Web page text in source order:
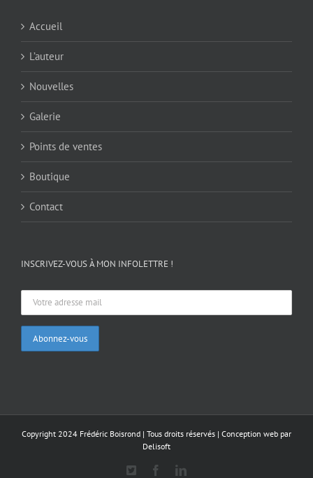
Accueil
L’auteur
Nouvelles
Galerie
Points de ventes
Boutique
Contact
INSCRIVEZ-VOUS À MON INFOLETTRE !
Copyright 2024 Frédéric Boisrond | Tous droits réservés | Conception web par
Delisoft
FacebookLinkedIn